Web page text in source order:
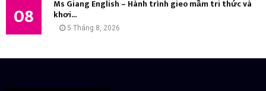
08 Ms Giang English – Hành trình gieo mầm tri thức và
khơi...
5 Tháng 8, 2026